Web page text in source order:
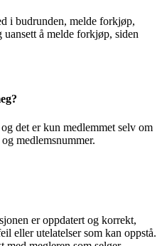
i budrunden, melde forkjøp,
å melde forkjøp, siden
det er kun medlemmet selv om
medlemsnummer.
er oppdatert og korrekt,
eller utelatelser som kan oppstå.